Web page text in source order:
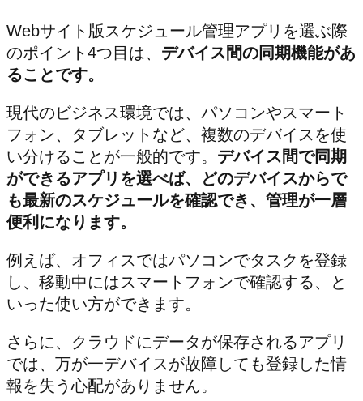
Webサイト版スケジュール管理アプリを選ぶ際
のポイント4つ目は、 デバイス間の同期機能があ
ることです。
現代のビジネス環境では、パソコンやスマート
フォン、タブレットなど、複数のデバイスを使
い分けることが一般的です。 デバイス間で同期
ができるアプリを選べば、どのデバイスからで
も最新のスケジュールを確認でき、管理が一層
便利になります。
例えば、オフィスではパソコンでタスクを登録
し、移動中にはスマートフォンで確認する、と
いった使い方ができます。
さらに、クラウドにデータが保存されるアプリ
では、万が一デバイスが故障しても登録した情
報を失う心配がありません。